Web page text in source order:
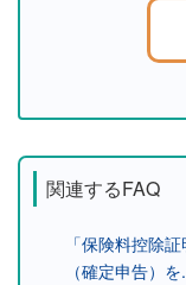
関連するFAQ
「保険料控除
（確定申告）を